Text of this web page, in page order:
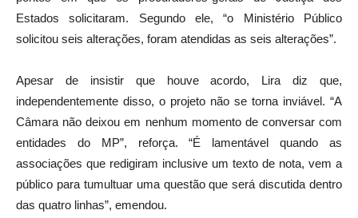
Estados solicitaram. Segundo ele, “o Ministério Público
solicitou seis alterações, foram atendidas as seis alterações”.
Apesar de insistir que houve acordo, Lira diz que,
independentemente disso, o projeto não se torna inviável. “A
Câmara não deixou em nenhum momento de conversar com
entidades do MP”, reforça. “É lamentável quando as
associações que redigiram inclusive um texto de nota, vem a
público para tumultuar uma questão que será discutida dentro
das quatro linhas”, emendou.